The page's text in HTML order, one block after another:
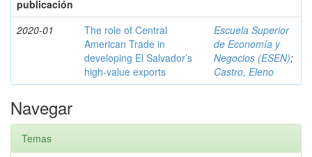
publicación
2020-01
The role of Central
American Trade in
developing El Salvador’s
high-value exports
Escuela Superior
de Economía y
Negocios (ESEN);
Castro, Eleno
Navegar
Temas